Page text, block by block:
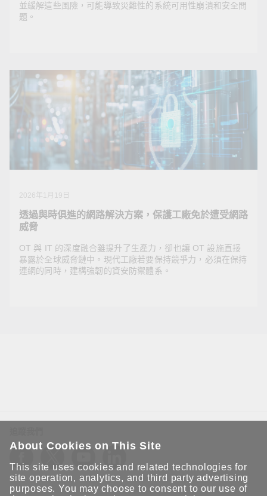
並緩解這些風險，可能導致災難性的系統可用性崩潰和安全問
題。
電網資安典範轉移：OT 專家眼中的數位變電站變革
在數位變電站中，資安事件的影響已不再侷限於畫面延遲
或資料遺失。數位化正改變變電站資安風險的本質。如未
及時發現並緩解這些風險，可能導致災難性的系統可用性
2026年1月19日
透過與時俱進的網路解決方案，保護工廠免於遭受網路
威脅
OT 與 IT 的深度融合雖提升了生產力，卻也讓 OT 設施直接
暴露於全球威脅鏈中。現代工廠若要保持競爭力，必須在保持
連網的同時，建構強韌的資安防禦體系。
About Cookies on This Site
This site uses cookies and related technologies for
site operation, analytics, and third party advertising
purposes. You may choose to consent to our use of